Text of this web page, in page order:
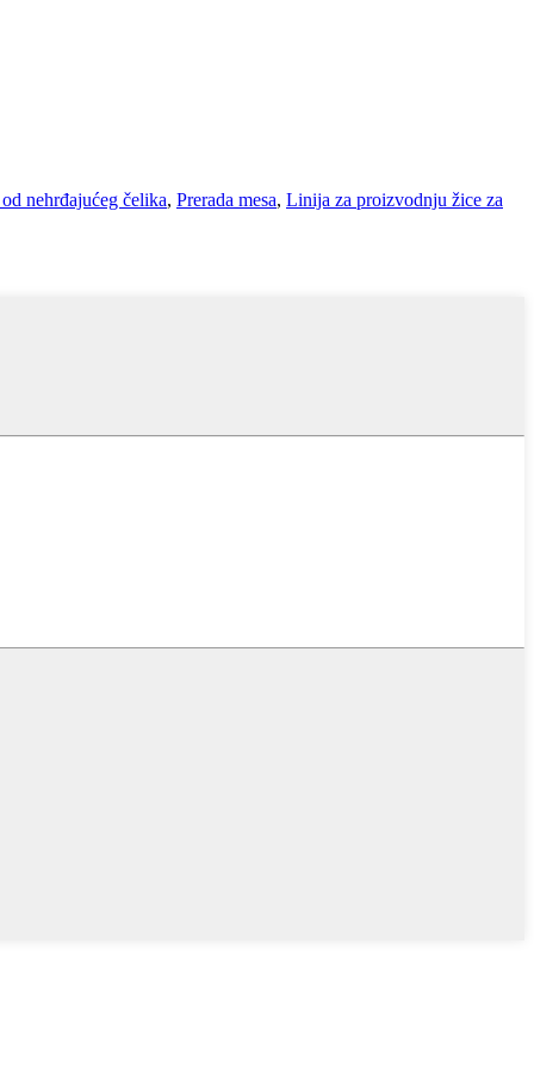
nehrđajućeg čelika, Prerada mesa, Linija za proizvodnju žice za